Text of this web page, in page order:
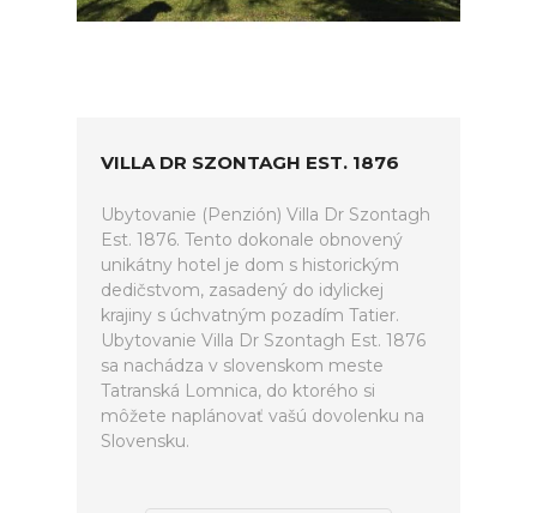
VILLA DR SZONTAGH EST. 1876
Ubytovanie (Penzión) Villa Dr Szontagh
Est. 1876. Tento dokonale obnovený
unikátny hotel je dom s historickým
dedičstvom, zasadený do idylickej
krajiny s úchvatným pozadím Tatier.
Ubytovanie Villa Dr Szontagh Est. 1876
sa nachádza v slovenskom meste
Tatranská Lomnica, do ktorého si
môžete naplánovať vašú dovolenku na
Slovensku.